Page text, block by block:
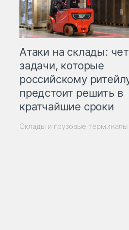
Атаки на склады:
задачи, которые
российскому
предстоит решить в
кратчайшие сроки
Склады и грузовые терминалы